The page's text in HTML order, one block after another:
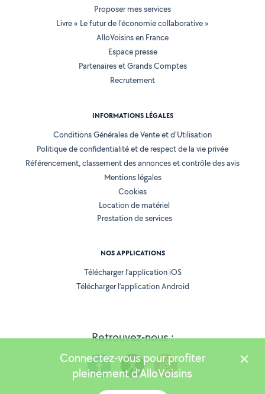
Retrouvez-nous :
Proposer mes services
Livre « Le futur de l'économie collaborative »
AlloVoisins en France
Espace presse
Partenaires et Grands Comptes
Recrutement
INFORMATIONS LÉGALES
Conditions Générales de Vente et d'Utilisation
Politique de confidentialité et de respect de la vie privée
Référencement, classement des annonces et contrôle des avis
Mentions légales
Cookies
Location de matériel
Prestation de services
NOS APPLICATIONS
Télécharger l’application iOS
Télécharger l’application Android
Connectez-vous pour profiter
pleinement d'AlloVoisins